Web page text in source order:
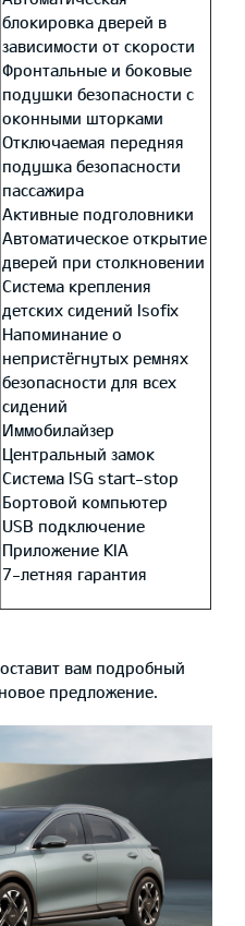
блокировка дверей в
зависимости от скорости
Фронтальные и боковые
подушки безопасности с
оконными шторками
Отключаемая передняя
подушка безопасности
пассажира
Активные подголовники
Автоматическое открытие
дверей при столкновении
Система крепления
детских сидений Isofix
Напоминание о
непристёгнутых ремнях
безопасности для всех
сидений
Иммобилайзер
Центральный замок
Система ISG start-stop
Бортовой компьютер
USB подключение
Приложение KIA
7-летняя гарантия
вам подробный
предложение.